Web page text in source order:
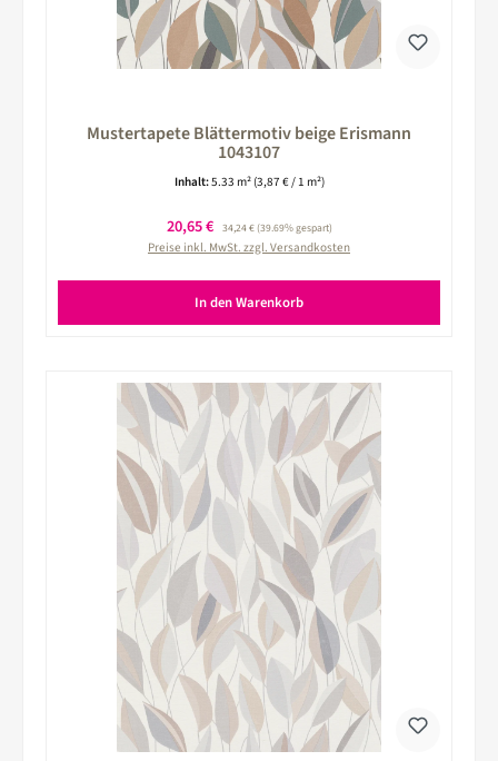
Mustertapete Blättermotiv beige Erismann
1043107
Inhalt:5.33 m² (3,87 € / 1 m²)
Verkaufspreis:
20,65 € Regulärer Preis:
34,24 €(39.69% gespart)
Preise inkl. MwSt. zzgl. Versandkosten
In den Warenkorb